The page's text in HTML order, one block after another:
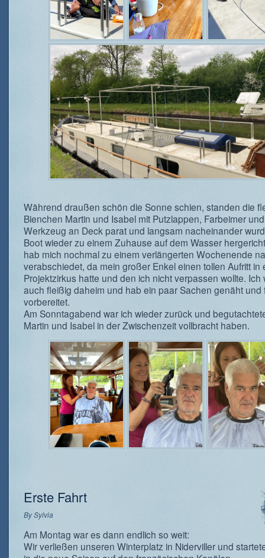
Während draußen schön die Sonne schien, standen die
Bienchen Martin und Isabel mit Putzlappen, Farbeimer und
Werkzeug an Deck parat und langsam nacheinander
Boot wieder zu einem Zuhause auf dem Wasser
hab mich nochmal zu einem verlängerten Wochenende
verabschiedet, da mein großer Enkel einen tollen Aufritt in
Projektzirkus hatte und den ich nicht verpassen wollte. Ich
auch fleißig daheim und hab ein paar Sachen genäht und
vorbereitet.
Am Sonntagabend war ich wieder zurück und
Martin und Isabel in der Zwischenzeit vollbracht haben.
Erste Fahrt
BySylvia
Am Montag war es dann endlich so weit:
Wir verließen unseren Winterplatz in Niderviller und